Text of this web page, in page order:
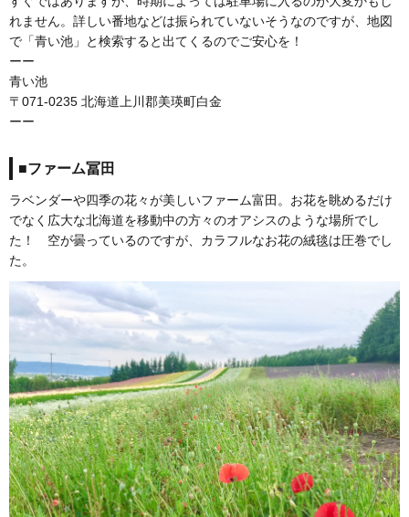
れません。詳しい番地などは振られていないそうなのですが、地図
で「青い池」と検索すると出てくるのでご安心を！
ーー
青い池
〒071-0235 北海道上川郡美瑛町白金
ーー
■ファーム冨田
ラベンダーや四季の花々が美しいファーム富田。お花を眺めるだけ
でなく広大な北海道を移動中の方々のオアシスのような場所でし
た！ 空が曇っているのですが、カラフルなお花の絨毯は圧巻でし
た。